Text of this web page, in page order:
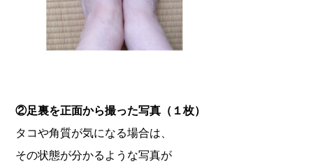
②足裏を正面から撮った写真（１枚）
タコや角質が気になる場合は、
その状態が分かるような写真が